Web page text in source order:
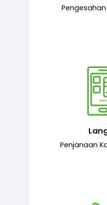
Penjanaan
Setelah